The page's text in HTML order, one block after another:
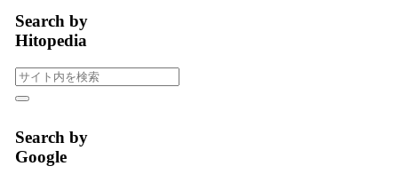
Search by
Hitopedia
Search by
Google